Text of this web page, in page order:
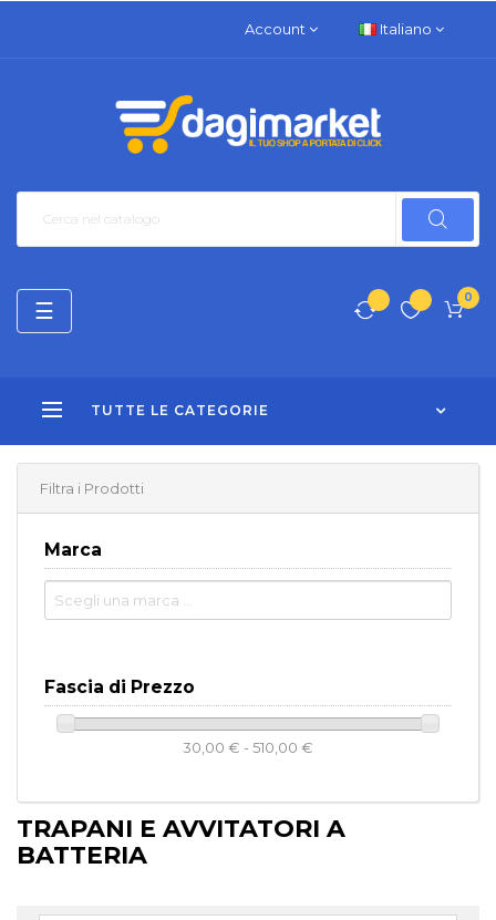
Account Italiano
0
TUTTE LE CATEGORIE
navigazione
Toggle
☰
Filtra i Prodotti
Marca
Fascia di Prezzo
30,00 € - 510,00 €
TRAPANI E AVVITATORI A
BATTERIA